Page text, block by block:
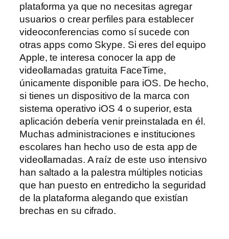
plataforma ya que no necesitas agregar
usuarios o crear perfiles para establecer
videoconferencias como sí sucede con
otras apps como Skype. Si eres del equipo
Apple, te interesa conocer la app de
videollamadas gratuita FaceTime,
únicamente disponible para iOS. De hecho,
si tienes un dispositivo de la marca con
sistema operativo iOS 4 o superior, esta
aplicación debería venir preinstalada en él.
Muchas administraciones e instituciones
escolares han hecho uso de esta app de
videollamadas. A raíz de este uso intensivo
han saltado a la palestra múltiples noticias
que han puesto en entredicho la seguridad
de la plataforma alegando que existían
brechas en su cifrado.